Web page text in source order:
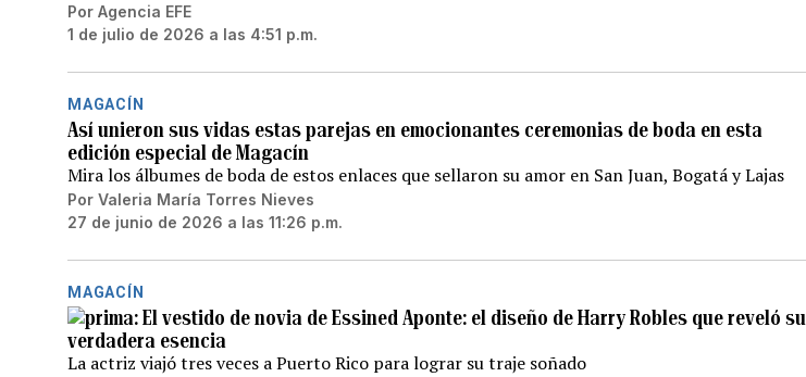
Por Agencia EFE
1 de julio de 2026 a las 4:51 p.m.
MAGACÍN
Así unieron sus vidas estas parejas en emocionantes ceremonias de boda en esta
edición especial de Magacín
Mira los álbumes de boda de estos enlaces que sellaron su amor en San Juan, Bogatá y Lajas
Por Valeria María Torres Nieves
27 de junio de 2026 a las 11:26 p.m.
MAGACÍN
El vestido de novia de Essined Aponte: el diseño de Harry Robles que reveló su
verdadera esencia
La actriz viajó tres veces a Puerto Rico para lograr su traje soñado